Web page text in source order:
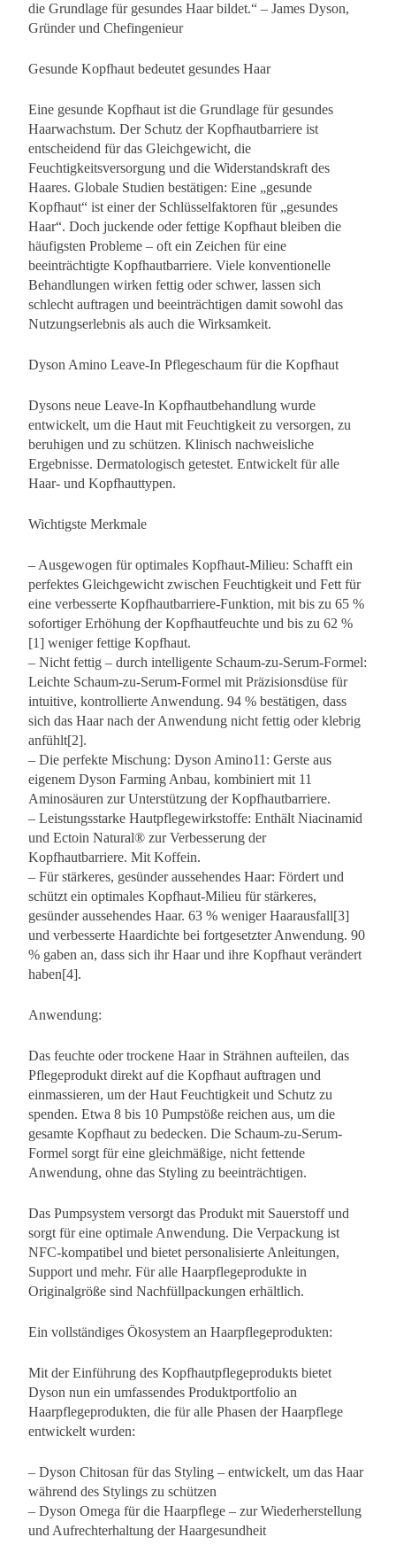
die Grundlage für gesundes Haar bildet.“ – James Dyson,
Gründer und Chefingenieur
Gesunde Kopfhaut bedeutet gesundes Haar
Eine gesunde Kopfhaut ist die Grundlage für gesundes
Haarwachstum. Der Schutz der Kopfhautbarriere ist
entscheidend für das Gleichgewicht, die
Feuchtigkeitsversorgung und die Widerstandskraft des
Haares. Globale Studien bestätigen: Eine „gesunde
Kopfhaut“ ist einer der Schlüsselfaktoren für „gesundes
Haar“. Doch juckende oder fettige Kopfhaut bleiben die
häufigsten Probleme – oft ein Zeichen für eine
beeinträchtigte Kopfhautbarriere. Viele konventionelle
Behandlungen wirken fettig oder schwer, lassen sich
schlecht auftragen und beeinträchtigen damit sowohl das
Nutzungserlebnis als auch die Wirksamkeit.
Dyson Amino Leave-In Pflegeschaum für die Kopfhaut
Dysons neue Leave-In Kopfhautbehandlung wurde
entwickelt, um die Haut mit Feuchtigkeit zu versorgen, zu
beruhigen und zu schützen. Klinisch nachweisliche
Ergebnisse. Dermatologisch getestet. Entwickelt für alle
Haar- und Kopfhauttypen.
Wichtigste Merkmale
– Ausgewogen für optimales Kopfhaut-Milieu: Schafft ein
perfektes Gleichgewicht zwischen Feuchtigkeit und Fett für
eine verbesserte Kopfhautbarriere-Funktion, mit bis zu 65 %
sofortiger Erhöhung der Kopfhautfeuchte und bis zu 62 %
[1] weniger fettige Kopfhaut.
– Nicht fettig – durch intelligente Schaum-zu-Serum-Formel:
Leichte Schaum-zu-Serum-Formel mit Präzisionsdüse für
intuitive, kontrollierte Anwendung. 94 % bestätigen, dass
sich das Haar nach der Anwendung nicht fettig oder klebrig
anfühlt[2].
– Die perfekte Mischung: Dyson Amino11: Gerste aus
eigenem Dyson Farming Anbau, kombiniert mit 11
Aminosäuren zur Unterstützung der Kopfhautbarriere.
– Leistungsstarke Hautpflegewirkstoffe: Enthält Niacinamid
und Ectoin Natural® zur Verbesserung der
Kopfhautbarriere. Mit Koffein.
– Für stärkeres, gesünder aussehendes Haar: Fördert und
schützt ein optimales Kopfhaut-Milieu für stärkeres,
gesünder aussehendes Haar. 63 % weniger Haarausfall[3]
und verbesserte Haardichte bei fortgesetzter Anwendung. 90
% gaben an, dass sich ihr Haar und ihre Kopfhaut verändert
haben[4].
Anwendung:
Das feuchte oder trockene Haar in Strähnen aufteilen, das
Pflegeprodukt direkt auf die Kopfhaut auftragen und
einmassieren, um der Haut Feuchtigkeit und Schutz zu
spenden. Etwa 8 bis 10 Pumpstöße reichen aus, um die
gesamte Kopfhaut zu bedecken. Die Schaum-zu-Serum-
Formel sorgt für eine gleichmäßige, nicht fettende
Anwendung, ohne das Styling zu beeinträchtigen.
Das Pumpsystem versorgt das Produkt mit Sauerstoff und
sorgt für eine optimale Anwendung. Die Verpackung ist
NFC-kompatibel und bietet personalisierte Anleitungen,
Support und mehr. Für alle Haarpflegeprodukte in
Originalgröße sind Nachfüllpackungen erhältlich.
Ein vollständiges Ökosystem an Haarpflegeprodukten:
Mit der Einführung des Kopfhautpflegeprodukts bietet
Dyson nun ein umfassendes Produktportfolio an
Haarpflegeprodukten, die für alle Phasen der Haarpflege
entwickelt wurden:
– Dyson Chitosan für das Styling – entwickelt, um das Haar
während des Stylings zu schützen
– Dyson Omega für die Haarpflege – zur Wiederherstellung
und Aufrechterhaltung der Haargesundheit